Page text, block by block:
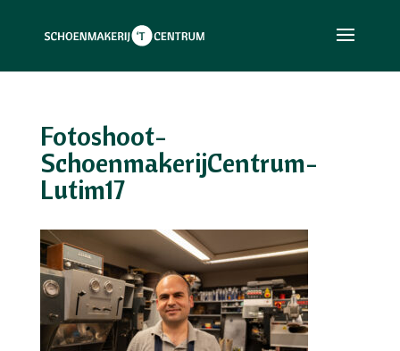
Fotoshoot-
SchoenmakerijCentrum-
Lutim17